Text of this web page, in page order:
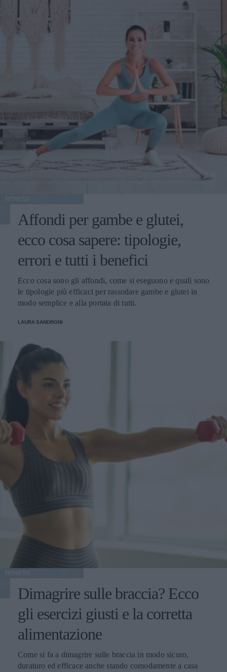
Affondi per gambe e glutei,
ecco cosa sapere: tipologie,
errori e tutti i benefici
Ecco cosa sono gli affondi, come si eseguono e quali sono
le tipologie più efficaci per rassodare gambe e glutei in
modo semplice e alla portata di tutti.
LAURA SANDRONI
Dimagrire sulle braccia? Ecco
gli esercizi giusti e la corretta
alimentazione
Come si fa a dimagrire sulle braccia in modo sicuro,
duraturo ed efficace anche stando comodamente a casa